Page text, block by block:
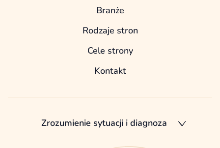
Branże
Rodzaje stron
Cele strony
Kontakt
Zrozumienie sytuacji i diagnoza